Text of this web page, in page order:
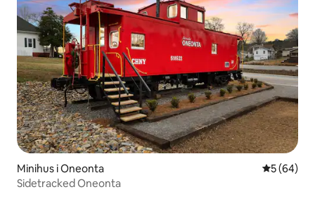
Minihus i Oneonta 5 av 5 i
5 (64)
Sidetracked Oneonta